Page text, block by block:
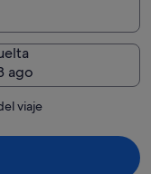
ago
viaje